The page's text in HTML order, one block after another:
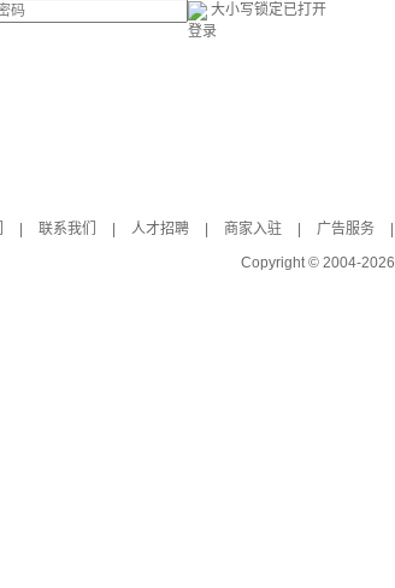
大小写锁定已打开
登录
联系我们 人才招聘 商家入驻 广告服务
Copyright © 2004-2026